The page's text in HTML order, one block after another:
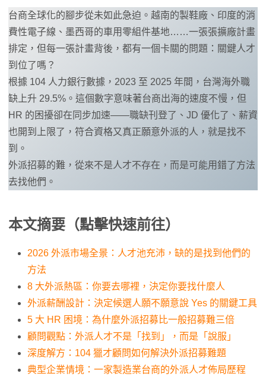
台商全球化的腳步從未如此急迫。越南的製鞋廠、印度的消
費性電子線、墨西哥的車用零組件基地……一張張擴廠計畫
排定，但每一張計畫背後，都有一個卡關的問題：關鍵人才
到位了嗎？
根據 104 人力銀行數據，2023 至 2025 年間，台灣海外職
缺上升 29.5%。這個數字意味著台商出海的速度不慢，但
HR 的困擾卻在同步加速——職缺刊登了、JD 優化了、薪資
也開到上限了，符合資格又真正願意外派的人，就是找不
到。
外派招募的難，從來不是人才不存在，而是可能用錯了方法
去找他們。
本文摘要（點擊快速前往）
2026 外派市場全景：人才池充沛，缺的是找到他們的
方法
8 大外派熱區：你要去哪裡，決定你要找什麼人
外派薪酬設計：決定候選人願不願意說 Yes 的關鍵工具
5 大 HR 困境：為什麼外派招募比一般招募難三倍
顧問觀點：外派人才不是「找到」，而是「說服」
深度解方：104 獵才顧問如何解決外派招募難題
典型企業情境：一家製造業台商的外派人才佈局歷程